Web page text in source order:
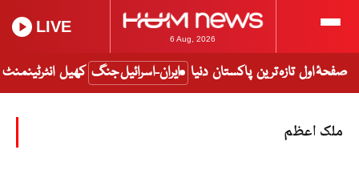
6 Aug, 2026
LIVE
صفحۂ اول تازہ ترین پاکستان دنیا ایران-اسرائیل جنگ کھیل انٹرٹینمنٹ
ملک اعظم